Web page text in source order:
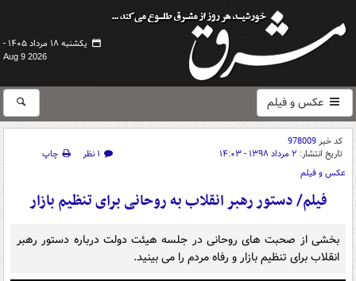
یکشنبه ۱۸ مرداد ۱۴۰۵ -
Aug 9 2026
عکس و فیلم
کد خبر978009
تاریخ انتشار: ۲ مرداد ۱۳۹۸ - ۱۴:۰۳ ۱ نظر
چاپ
عکس و فیلم
فیلم/ دستور رهبر انقلاب به روحانی برای تنظیم بازار
بخشی از صحبت های روحانی در جلسه هیئت دولت درباره دستور رهبر
انقلاب برای تنظیم بازار و رفاه مردم را می بینید.